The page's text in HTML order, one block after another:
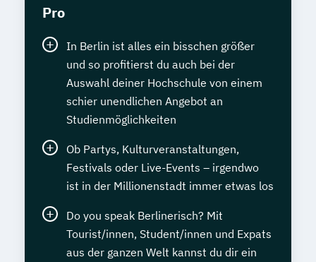
Pro
In Berlin ist alles ein bisschen größer
und so profitierst du auch bei der
Auswahl deiner Hochschule von einem
schier unendlichen Angebot an
Studienmöglichkeiten
Ob Partys, Kulturveranstaltungen,
Festivals oder Live-Events – irgendwo
ist in der Millionenstadt immer etwas los
Do you speak Berlinerisch? Mit
Tourist/innen, Student/innen und Expats
aus der ganzen Welt kannst du dir ein